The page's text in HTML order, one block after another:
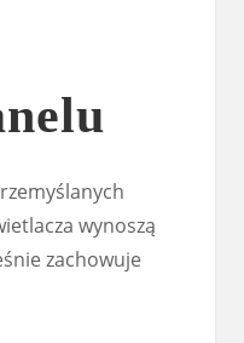
wynoszą
zachowuje